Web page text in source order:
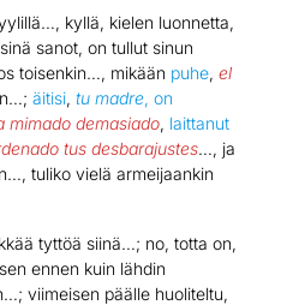
kyllä, kielen luonnetta,
sanot, on tullut sinun
toisenkin…, mikään puhe, el
äitisi, tu madre, on
mimado demasiado, laittanut
tus desbarajustes…, ja
tuliko vielä armeijaankin
tyttöä siinä…; no, totta on,
ennen kuin lähdin
viimeisen päälle huoliteltu,